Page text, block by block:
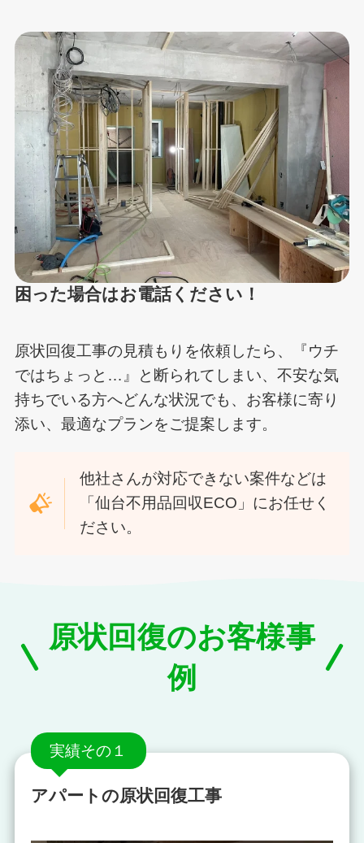
困った場合はお電話ください！
原状回復工事の見積もりを依頼したら、『ウチ
ではちょっと…』と断られてしまい、不安な気
持ちでいる方へどんな状況でも、お客様に寄り
添い、最適なプランをご提案します。
他社さんが対応できない案件などは
「仙台不用品回収ECO」にお任せく
ださい。
原状回復のお客様事
例
実績その１
アパートの原状回復工事